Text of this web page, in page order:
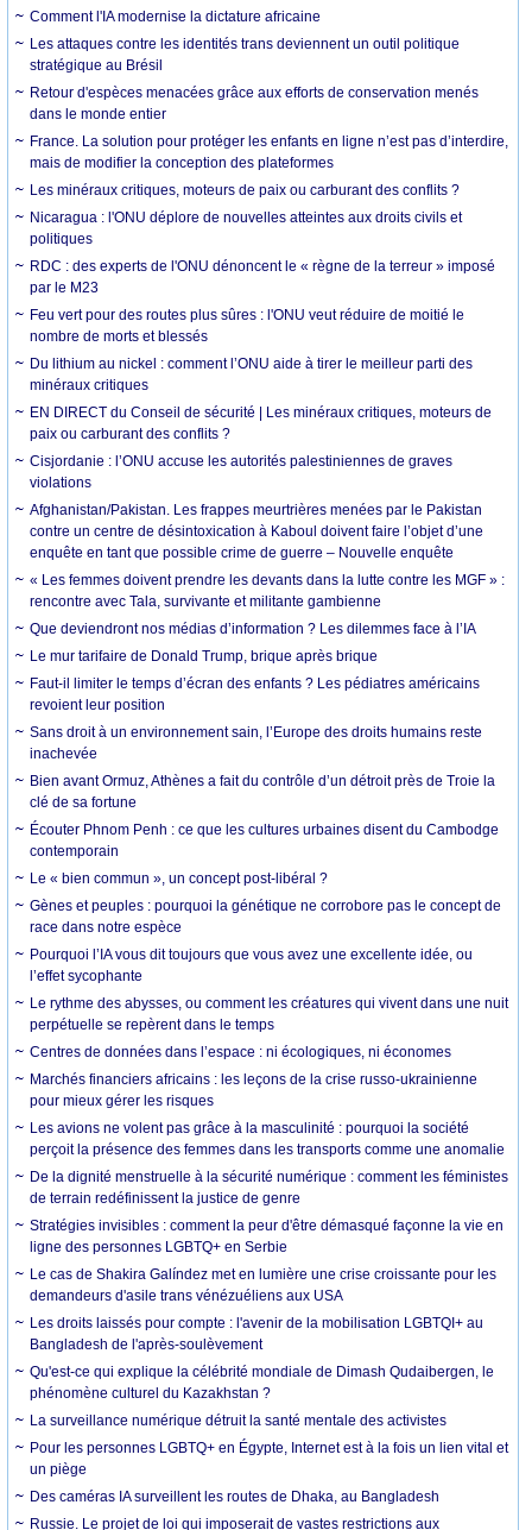
Comment l'IA modernise la dictature africaine
Les attaques contre les identités trans deviennent un outil politique
stratégique au Brésil
Retour d'espèces menacées grâce aux efforts de conservation menés
dans le monde entier
France. La solution pour protéger les enfants en ligne n’est pas d’interdire,
mais de modifier la conception des plateformes
Les minéraux critiques, moteurs de paix ou carburant des conflits ?
Nicaragua : l'ONU déplore de nouvelles atteintes aux droits civils et
politiques
RDC : des experts de l'ONU dénoncent le « règne de la terreur » imposé
par le M23
Feu vert pour des routes plus sûres : l'ONU veut réduire de moitié le
nombre de morts et blessés
Du lithium au nickel : comment l’ONU aide à tirer le meilleur parti des
minéraux critiques
EN DIRECT du Conseil de sécurité | Les minéraux critiques, moteurs de
paix ou carburant des conflits ?
Cisjordanie : l’ONU accuse les autorités palestiniennes de graves
violations
Afghanistan/Pakistan. Les frappes meurtrières menées par le Pakistan
contre un centre de désintoxication à Kaboul doivent faire l’objet d’une
enquête en tant que possible crime de guerre – Nouvelle enquête
« Les femmes doivent prendre les devants dans la lutte contre les MGF » :
rencontre avec Tala, survivante et militante gambienne
Que deviendront nos médias d’information ? Les dilemmes face à l’IA
Le mur tarifaire de Donald Trump, brique après brique
Faut-il limiter le temps d’écran des enfants ? Les pédiatres américains
revoient leur position
Sans droit à un environnement sain, l’Europe des droits humains reste
inachevée
Bien avant Ormuz, Athènes a fait du contrôle d’un détroit près de Troie la
clé de sa fortune
Écouter Phnom Penh : ce que les cultures urbaines disent du Cambodge
contemporain
Le « bien commun », un concept post-libéral ?
Gènes et peuples : pourquoi la génétique ne corrobore pas le concept de
race dans notre espèce
Pourquoi l’IA vous dit toujours que vous avez une excellente idée, ou
l’effet sycophante
Le rythme des abysses, ou comment les créatures qui vivent dans une nuit
perpétuelle se repèrent dans le temps
Centres de données dans l’espace : ni écologiques, ni économes
Marchés financiers africains : les leçons de la crise russo-ukrainienne
pour mieux gérer les risques
Les avions ne volent pas grâce à la masculinité : pourquoi la société
perçoit la présence des femmes dans les transports comme une anomalie
De la dignité menstruelle à la sécurité numérique : comment les féministes
de terrain redéfinissent la justice de genre
Stratégies invisibles : comment la peur d'être démasqué façonne la vie en
ligne des personnes LGBTQ+ en Serbie
Le cas de Shakira Galíndez met en lumière une crise croissante pour les
demandeurs d'asile trans vénézuéliens aux USA
Les droits laissés pour compte : l'avenir de la mobilisation LGBTQI+ au
Bangladesh de l'après-soulèvement
Qu'est-ce qui explique la célébrité mondiale de Dimash Qudaibergen, le
phénomène culturel du Kazakhstan ?
La surveillance numérique détruit la santé mentale des activistes
Pour les personnes LGBTQ+ en Égypte, Internet est à la fois un lien vital et
un piège
Des caméras IA surveillent les routes de Dhaka, au Bangladesh
Russie. Le projet de loi qui imposerait de vastes restrictions aux